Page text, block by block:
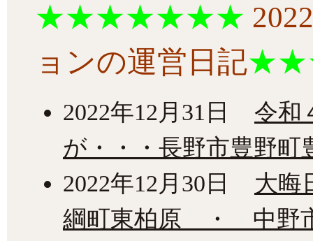
★★★★★★★
ョンの運営日記
2022年12月31日
令和
が・・・長野市豊野
2022年12月30日
大晦
綱町東柏原 ・ 中野